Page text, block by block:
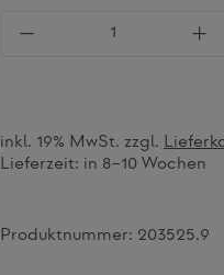
Produkt Anzahl:
inkl. 19% MwSt. zzgl.
Lieferzeit: in 8–10 Wochen
Produktnummer: 203525.9